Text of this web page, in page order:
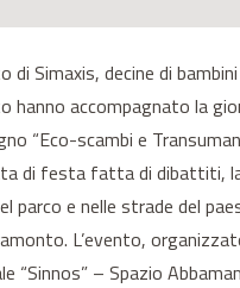
di Simaxis, decine di
hanno accompagnato la
“Eco-scambi e
di festa fatta di dibattiti,
parco e nelle strade del
L’evento,
“Sinnos” – Spazio